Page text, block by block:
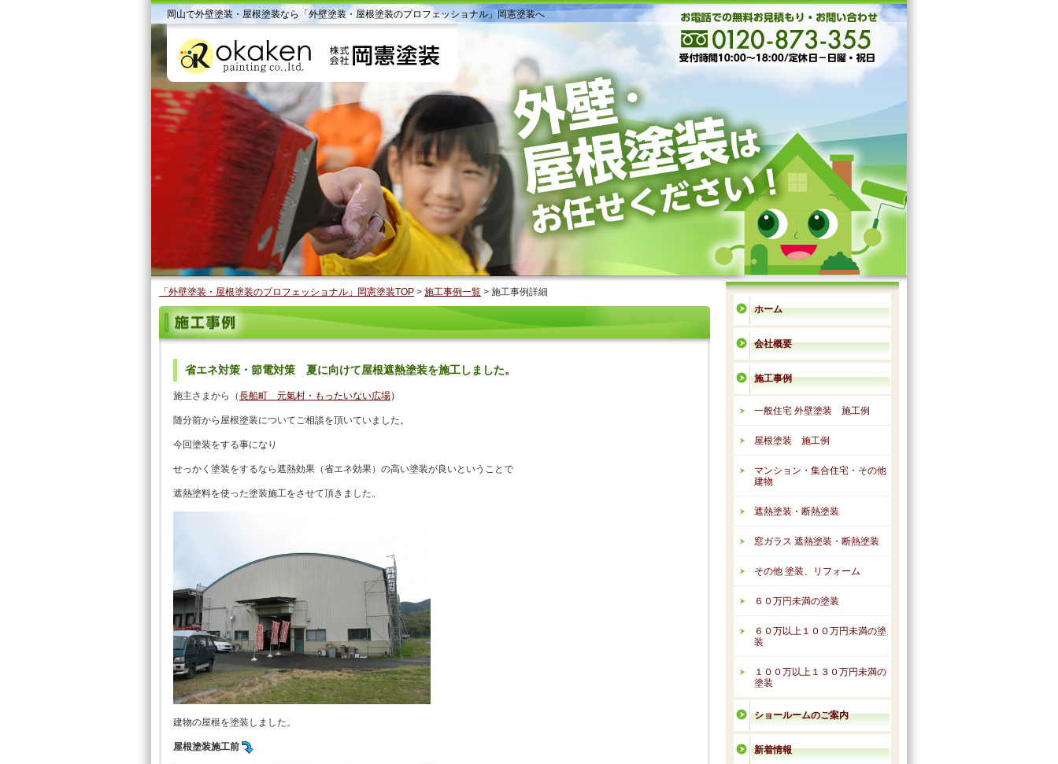
岡山で外壁塗装・屋根塗装なら「外壁塗装・屋根塗装のプロフェッショナル」岡憲塗装へ
「外壁塗装・屋根塗装のプロフェッショナル」岡憲塗装TOP > 施工事例一覧 > 施工事例詳細
省エネ対策・節電対策 夏に向けて屋根遮熱塗装を施工しました。
施主さまから（長船町 元氣村・もったいない広場）
随分前から屋根塗装についてご相談を頂いていました。
今回塗装をする事になり
せっかく塗装をするなら遮熱効果（省エネ効果）の高い塗装が良いということで
遮熱塗料を使った塗装施工をさせて頂きました。
建物の屋根を塗装しました。
屋根塗装施工前
ホーム
会社概要
施工事例
一般住宅 外壁塗装 施工例
屋根塗装 施工例
マンション・集合住宅・その他
建物
遮熱塗装・断熱塗装
窓ガラス 遮熱塗装・断熱塗装
その他 塗装、リフォーム
６０万円未満の塗装
６０万以上１００万円未満の塗
装
１００万以上１３０万円未満の
塗装
ショールームのご案内
新着情報